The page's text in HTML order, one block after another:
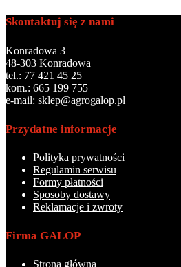
Skontaktuj się z nami
Konradowa 3
48-303 Konradowa
tel.: 77 421 45 25
kom.: 665 199 755
e-mail: sklep@agrogalop.pl
Przydatne informacje
Polityka prywatności
Regulamin serwisu
Formy płatności
Sposoby dostawy
Reklamacje i zwroty
Firma GALOP
Strona główna